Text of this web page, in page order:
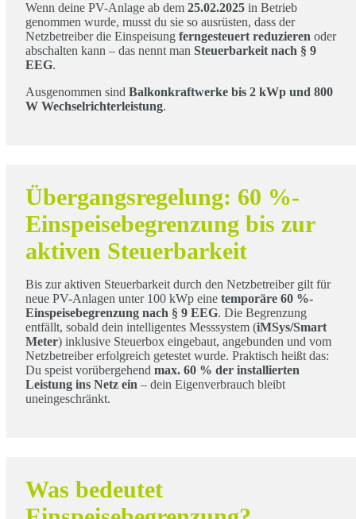
Wenn deine PV-Anlage ab dem 25.02.2025 in Betrieb
genommen wurde, musst du sie so ausrüsten, dass der
Netzbetreiber die Einspeisung ferngesteuert reduzieren oder
abschalten kann – das nennt man Steuerbarkeit nach § 9
EEG.
Ausgenommen sind Balkonkraftwerke bis 2 kWp und 800
W Wechselrichterleistung.
Übergangsregelung: 60 %-
Einspeisebegrenzung bis zur
aktiven Steuerbarkeit
Bis zur aktiven Steuerbarkeit durch den Netzbetreiber gilt für
neue PV-Anlagen unter 100 kWp eine temporäre 60 %-
Einspeisebegrenzung nach § 9 EEG. Die Begrenzung
entfällt, sobald dein intelligentes Messsystem (iMSys/Smart
Meter) inklusive Steuerbox eingebaut, angebunden und vom
Netzbetreiber erfolgreich getestet wurde. Praktisch heißt das:
Du speist vorübergehend max. 60 % der installierten
Leistung ins Netz ein – dein Eigenverbrauch bleibt
uneingeschränkt.
Was bedeutet